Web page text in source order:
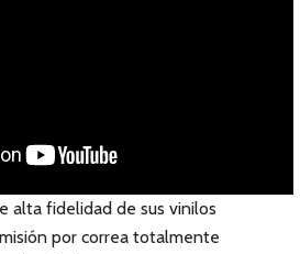
alta fidelidad de sus vinilos
por correa totalmente